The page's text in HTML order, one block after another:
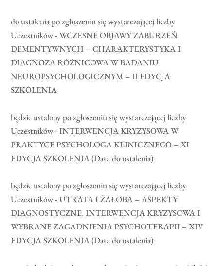
do ustalenia po zgłoszeniu się wystarczającej liczby
Uczestników - WCZESNE OBJAWY ZABURZEŃ
DEMENTYWNYCH – CHARAKTERYSTYKA I
DIAGNOZA RÓŻNICOWA W BADANIU
NEUROPSYCHOLOGICZNYM – II EDYCJA
SZKOLENIA
będzie ustalony po zgłoszeniu się wystarczającej liczby
Uczestników - INTERWENCJA KRYZYSOWA W
PRAKTYCE PSYCHOLOGA KLINICZNEGO – XI
EDYCJA SZKOLENIA (Data do ustalenia)
będzie ustalony po zgłoszeniu się wystarczającej liczby
Uczestników - UTRATA I ŻAŁOBA – ASPEKTY
DIAGNOSTYCZNE, INTERWENCJA KRYZYSOWA I
WYBRANE ZAGADNIENIA PSYCHOTERAPII – XIV
EDYCJA SZKOLENIA (Data do ustalenia)